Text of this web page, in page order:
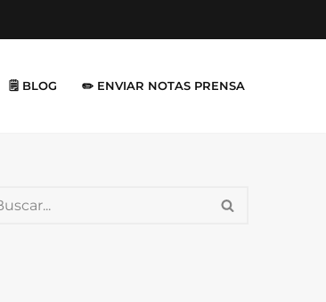
🗒️ BLOG ✏️ ENVIAR NOTAS PRENSA